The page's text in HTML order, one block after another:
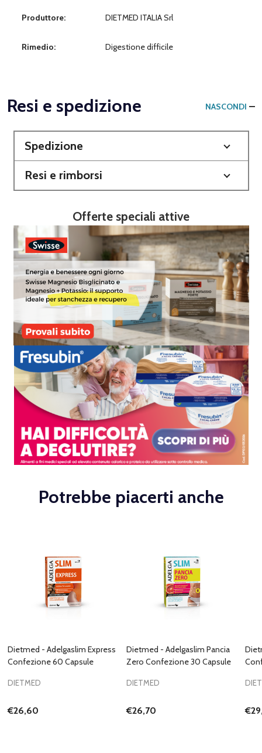
Produttore: DIETMED ITALIA Srl
Rimedio: Digestione difficile
Resi e spedizione NASCONDI
Spedizione
Resi e rimborsi
Offerte speciali attive
Potrebbe piacerti anche
Dietmed - Adelgaslim Express
Confezione 60 Capsule
DIETMED
€26,60
Dietmed - Adelgaslim Pancia
Zero Confezione 30 Capsule
DIETMED
€26,70